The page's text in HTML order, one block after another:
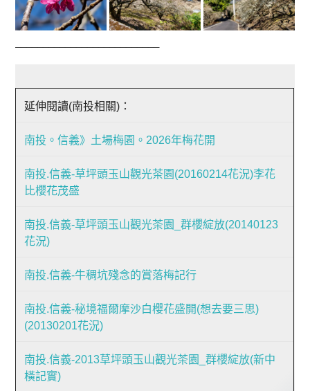
延伸閱讀(南投相關)：
南投。信義》土場梅園。2026年梅花開
南投.信義-草坪頭玉山觀光茶園(20160214花況)李花
比櫻花茂盛
南投.信義-草坪頭玉山觀光茶園_群櫻綻放(20140123
花況)
南投.信義-牛稠坑殘念的賞落梅記行
南投.信義-秘境福爾摩沙白櫻花盛開(想去要三思)
(20130201花況)
南投.信義-2013草坪頭玉山觀光茶園_群櫻綻放(新中
橫記實)